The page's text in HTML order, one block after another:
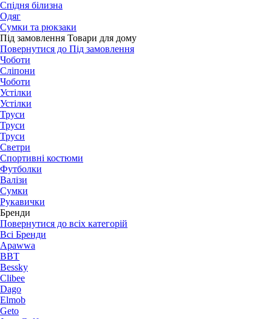
Спідня білизна
Одяг
Сумки та рюкзаки
Під замовлення Товари для дому
Повернутися до Під замовлення
Чоботи
Сліпони
Чоботи
Устілки
Устілки
Труси
Труси
Труси
Светри
Спортивні костюми
Футболки
Валізи
Сумки
Рукавички
Бренди
Повернутися до всіх категорій
Всі Бренди
Apawwa
BBT
Bessky
Clibee
Dago
Elmob
Geto